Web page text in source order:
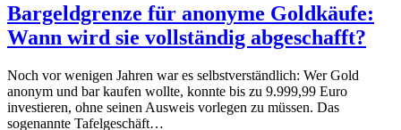
Bargeldgrenze für anonyme Goldkäufe:
Wann wird sie vollständig abgeschafft?
Noch vor wenigen Jahren war es selbstverständlich: Wer Gold
anonym und bar kaufen wollte, konnte bis zu 9.999,99 Euro
investieren, ohne seinen Ausweis vorlegen zu müssen. Das
sogenannte Tafelgeschäft…